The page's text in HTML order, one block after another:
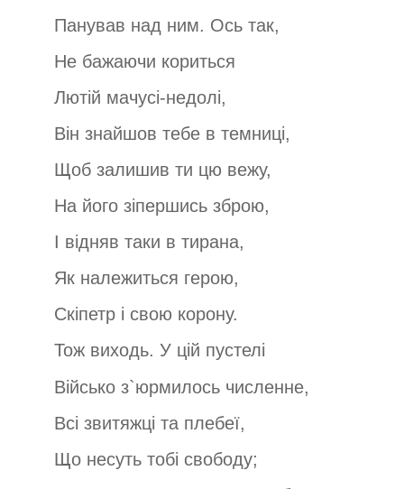
Панував над ним. Ось так,
Не бажаючи кориться
Лютій мачусі-недолі,
Він знайшов тебе в темниці,
Щоб залишив ти цю вежу,
На його зіпершись зброю,
І відняв таки в тирана,
Як належиться герою,
Скіпетр і свою корону.
Тож виходь. У цій пустелі
Військо з`юрмилось численне,
Всі звитяжці та плебеї,
Що несуть тобі свободу;